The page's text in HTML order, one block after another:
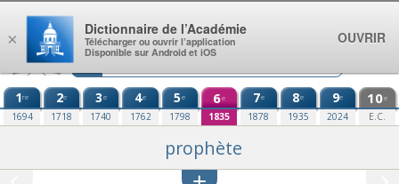
Aller au contenu
1re
1694
2e
1718
3e
1740
4e
1762
5e
1798
6e
1835
7e
1878
8e
1935
9e
2024
10e
E.C.
prophète
×
Dictionnaire de l’Académie
Télécharger ou ouvrir l’application
Disponible sur Android et iOS
OUVRIR